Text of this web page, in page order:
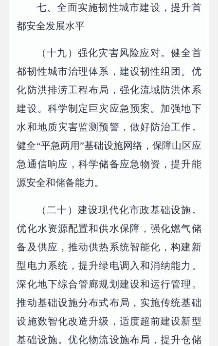
七、全面实施韧性城市建设，提升首
都安全发展水平
（十九）强化灾害风险应对。健全首
都韧性城市治理体系，建设韧性组团。优
化防洪排涝工程布局，强化流域防洪体系
建设。科学制定巨灾应急预案。加强地下
水和地质灾害监测预警，做好防治工作。
健全“平急两用”基础设施网络，保障山区应
急通信响应，科学储备应急物资，提升能
源安全和储备能力。
（二十）建设现代化市政基础设施。
优化水资源配置和供水保障，强化燃气储
备及供应，推动供热系统智能化，构建新
型电力系统，提升绿电调入和消纳能力。
深化地下综合管廊规划建设和运行管理。
推动基础设施分布式布局，实施传统基础
设施数智化改造升级，适度超前建设新型
基础设施。优化物流设施布局，提升仓储